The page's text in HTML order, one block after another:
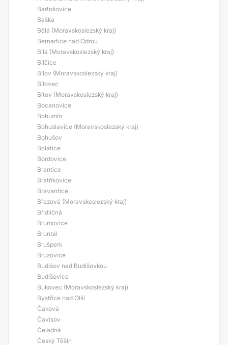
Bartošovice
Baška
Bělá (Moravskoslezský kraj)
Bernartice nad Odrou
Bílá (Moravskoslezský kraj)
Bílčice
Bílov (Moravskoslezský kraj)
Bílovec
Bítov (Moravskoslezský kraj)
Bocanovice
Bohumín
Bohuslavice (Moravskoslezský kraj)
Bohušov
Bolatice
Bordovice
Brantice
Bratříkovice
Bravantice
Březová (Moravskoslezský kraj)
Břidličná
Brumovice
Bruntál
Brušperk
Bruzovice
Budišov nad Budišovkou
Budišovice
Bukovec (Moravskoslezský kraj)
Bystřice nad Olší
Čaková
Čavisov
Čeladná
Český Těšín